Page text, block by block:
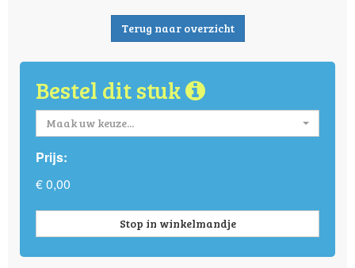
Terug naar overzicht
Bestel dit stuk
Maak uw keuze...
Prijs:
€ 0,00
Stop in winkelmandje